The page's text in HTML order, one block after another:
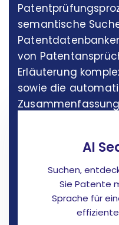
semantische
von
Erläuterung
sowie die
AI
Suchen,
Sie Patente
Sprache für